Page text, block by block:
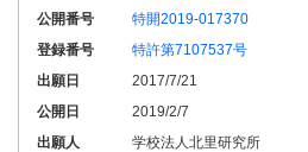
公開番号
特開2019-017370
登録番号
特許第7107537号
出願日
2017/7/21
公開日
2019/2/7
出願人
学校法人北里研究所